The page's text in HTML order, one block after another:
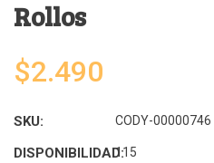
Rollos
$2.490
SKU: CODY-00000746
DISPONIBILIDAD:115